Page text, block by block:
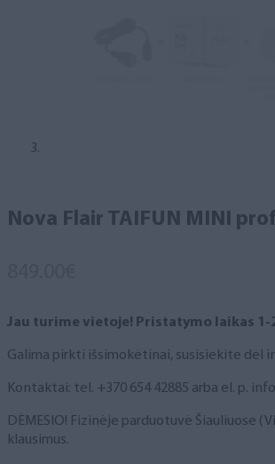
Nova Flair TAIFUN MINI
Jau turime vietoje! Pristatymo laikas 1-
Galima pirkti išsimokėtinai, susisiekite dėl
Kontaktai: tel. +370 654 42885 arba el. p.
DĖMESIO! Fizinėje parduotuvė Šiauliuose
klausimus.